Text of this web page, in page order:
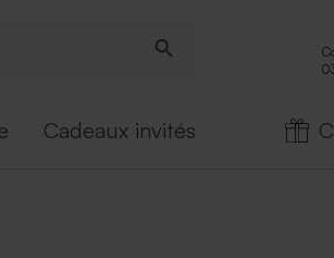
Cadeaux invités